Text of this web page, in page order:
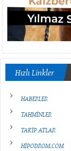
Hızlı Linkler
HABERLER
TAHMİNLER
TAKİP ATLAR
HİPODROM.COM